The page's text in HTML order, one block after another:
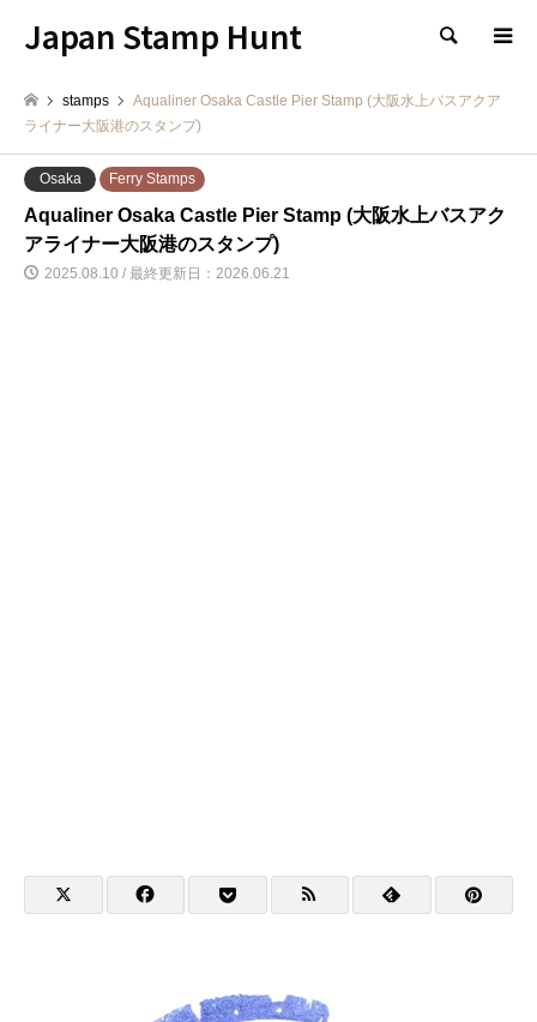
Japan Stamp Hunt 検索
stamps
Aqualiner Osaka Castle Pier Stamp (大阪水上バスアクア
ライナー大阪港のスタンプ)
Osaka Ferry Stamps
Aqualiner Osaka Castle Pier Stamp (大阪水上バスアク
アライナー大阪港のスタンプ)
2025.08.10 / 最終更新日：2026.06.21